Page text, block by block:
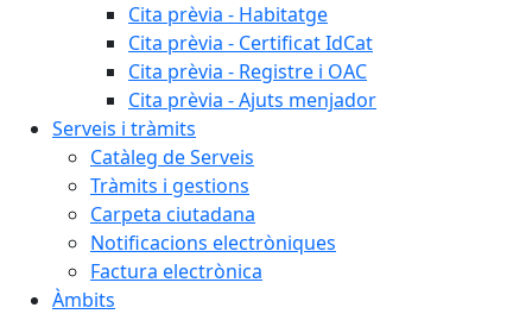
Cita prèvia - Habitatge
Cita prèvia - Certificat IdCat
Cita prèvia - Registre i OAC
Cita prèvia - Ajuts menjador
Serveis i tràmits
Catàleg de Serveis
Tràmits i gestions
Carpeta ciutadana
Notificacions electròniques
Factura electrònica
Àmbits